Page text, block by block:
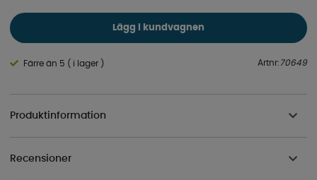
Lägg i kundvagnen
Färre än 5 ( i lager ) Artnr: 70649
Produktinformation
Recensioner